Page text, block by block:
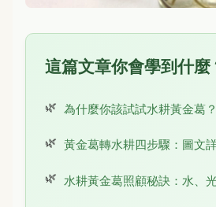
這篇文章你會學到什麼
為什麼你該試試水耕黃金葛
黃金葛轉水耕四步驟：圖文
水耕黃金葛照顧秘訣：水、